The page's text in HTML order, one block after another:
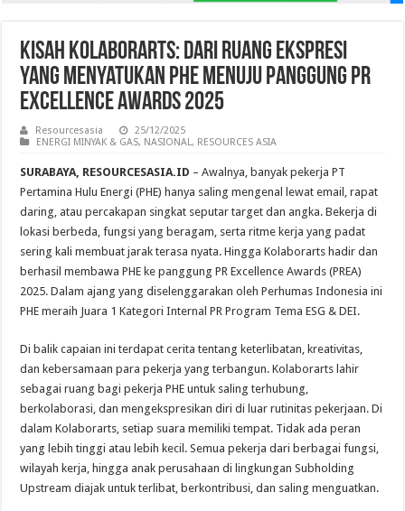
Kisah Kolaborarts: Dari Ruang Ekspresi
yang Menyatukan PHE Menuju Panggung PR
Excellence Awards 2025
Resourcesasia
25/12/2025
ENERGI MINYAK & GAS, NASIONAL, RESOURCES ASIA
SURABAYA, RESOURCESASIA.ID – Awalnya, banyak pekerja PT
Pertamina Hulu Energi (PHE) hanya saling mengenal lewat email, rapat
daring, atau percakapan singkat seputar target dan angka. Bekerja di
lokasi berbeda, fungsi yang beragam, serta ritme kerja yang padat
sering kali membuat jarak terasa nyata. Hingga Kolaborarts hadir dan
berhasil membawa PHE ke panggung PR Excellence Awards (PREA)
2025. Dalam ajang yang diselenggarakan oleh Perhumas Indonesia ini
PHE meraih Juara 1 Kategori Internal PR Program Tema ESG & DEI.
Di balik capaian ini terdapat cerita tentang keterlibatan, kreativitas,
dan kebersamaan para pekerja yang terbangun. Kolaborarts lahir
sebagai ruang bagi pekerja PHE untuk saling terhubung,
berkolaborasi, dan mengekspresikan diri di luar rutinitas pekerjaan. Di
dalam Kolaborarts, setiap suara memiliki tempat. Tidak ada peran
yang lebih tinggi atau lebih kecil. Semua pekerja dari berbagai fungsi,
wilayah kerja, hingga anak perusahaan di lingkungan Subholding
Upstream diajak untuk terlibat, berkontribusi, dan saling menguatkan.